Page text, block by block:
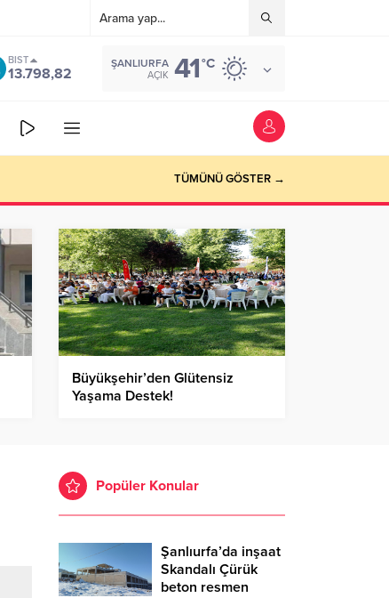
BIST
13.798,82
ŞANLIURFA
AÇIK 41°C
TÜMÜNÜ GÖSTER →
Büyükşehir’den Glütensiz
Yaşama Destek!
Popüler Konular
Şanlıurfa’da inşaat
Skandalı Çürük
beton resmen